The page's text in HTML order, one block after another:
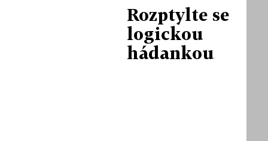
Rozptylte se
logickou
hádankou